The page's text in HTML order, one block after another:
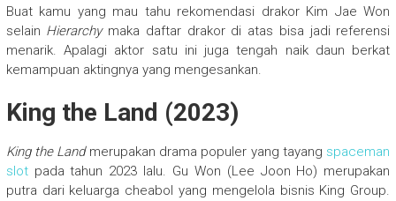
Buat kamu yang mau tahu rekomendasi drakor Kim Jae Won
selain Hierarchymaka daftar drakor di atas bisa jadi referensi
menarik. Apalagi aktor satu ini juga tengah naik daun berkat
kemampuan aktingnya yang mengesankan.
King the Land (2023)
King the Landmerupakan drama populer yang tayang spaceman
slotpada tahun 2023 lalu. Gu Won (Lee Joon Ho) merupakan
putra dari keluarga cheabol yang mengelola bisnis King Group.